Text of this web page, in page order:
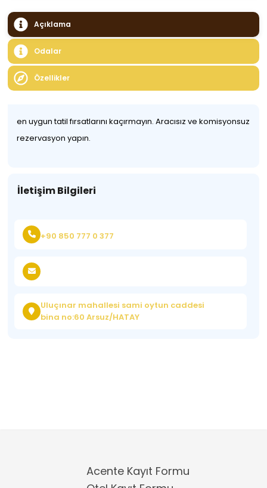
Açıklama
Odalar
Özellikler
en uygun tatil fırsatlarını kaçırmayın. Aracısız ve komisyonsuz
rezervasyon yapın.
İletişim Bilgileri
+90 850 777 0 377
Uluçınar mahallesi sami oytun caddesi
bina no:60 Arsuz/HATAY
Acente Kayıt Formu